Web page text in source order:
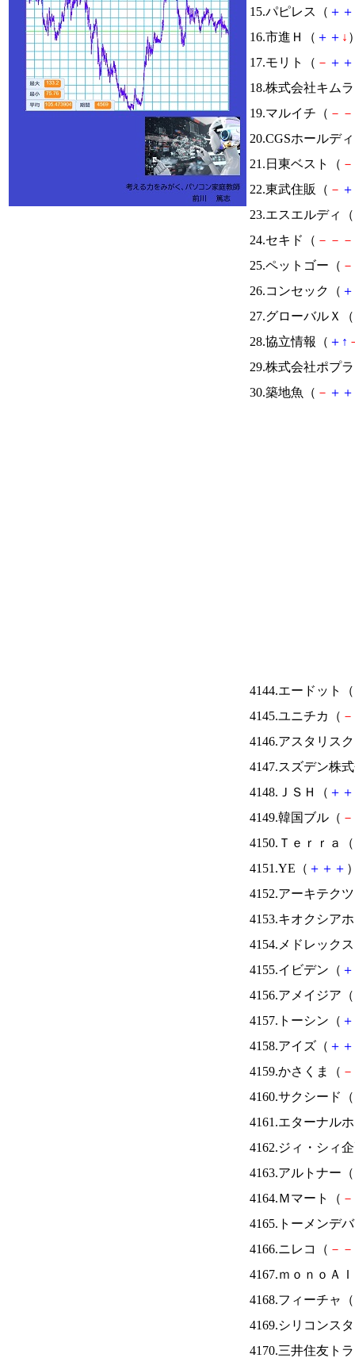
15.パピレス（ ＋ ＋
16.市進Ｈ（ ＋ ＋ ↓
17.モリト（ － ＋ ＋
18.株式会社キム
19.マルイチ（ － －
20.CGSホールデ
21.日東ベスト（ －
22.東武住販（ － ＋
23.エスエルディ（
24.セキド（ － － －
25.ペットゴー（ －
26.コンセック（ ＋
27.グローバルＸ（
28.協立情報（ ＋ ↑
29.株式会社ポプ
30.築地魚（ － ＋ ＋
4144.エードット（
4145.ユニチカ（ －
4146.アスタリス
4147.スズデン株
4148.ＪＳＨ（ ＋ ＋
4149.韓国ブル（ －
4150.Ｔｅｒｒａ（
4151.YE（ ＋ ＋ ＋
4152.アーキテク
4153.キオクシア
4154.メドレック
4155.イビデン（ ＋
4156.アメイジア（
4157.トーシン（ ＋
4158.アイズ（ ＋ ＋
4159.かさくま（ －
4160.サクシード（
4161.エターナル
4162.ジィ・シィ
4163.アルトナー（
4164.Ｍマート（ －
4165.トーメンデ
4166.ニレコ（ － －
4167.ｍｏｎｏＡ
4168.フィーチャ（
4169.シリコンス
4170.三井住友ト